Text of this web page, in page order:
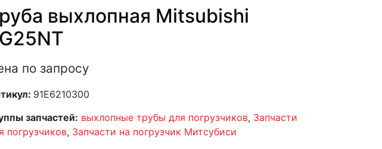
выхлопная Mitsubishi
по запросу
91E6210300
запчастей: выхлопные трубы для погрузчиков, Запчасти
погрузчиков, Запчасти на погрузчик Митсубиси